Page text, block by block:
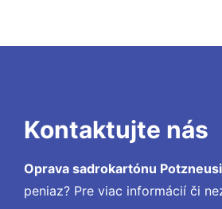
Kontaktujte nás
Oprava sadrokartónu
peniaz? Pre viac informácií či